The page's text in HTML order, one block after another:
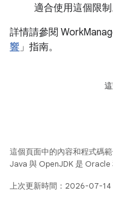
適合使用這個限制
詳情請參閱
響」指南。
這個頁面中的內容和程式碼
Java 與 OpenJDK 是 Oracle
上次更新時間：2026-07-14